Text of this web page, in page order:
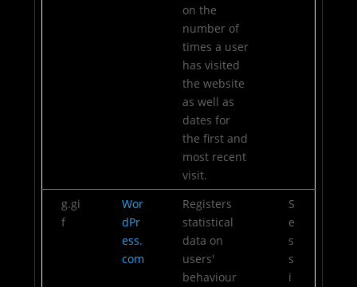
on the
number of
times a user
has visited
the website
as well as
dates for
the first and
most recent
visit.
g.gi
f
Wor
dPr
ess.
com
Registers
statistical
data on
users'
behaviour
S
e
s
s
i